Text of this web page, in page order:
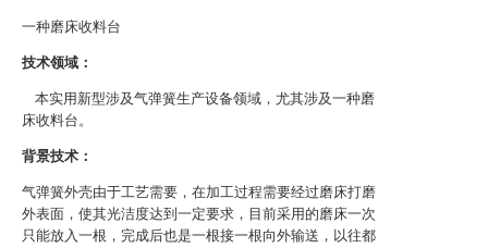
一种磨床收料台
技术领域：
本实用新型涉及气弹簧生产设备领域，尤其涉及一种磨
床收料台。
背景技术：
气弹簧外壳由于工艺需要，在加工过程需要经过磨床打磨
外表面，使其光洁度达到一定要求，目前采用的磨床一次
只能放入一根，完成后也是一根接一根向外输送，以往都